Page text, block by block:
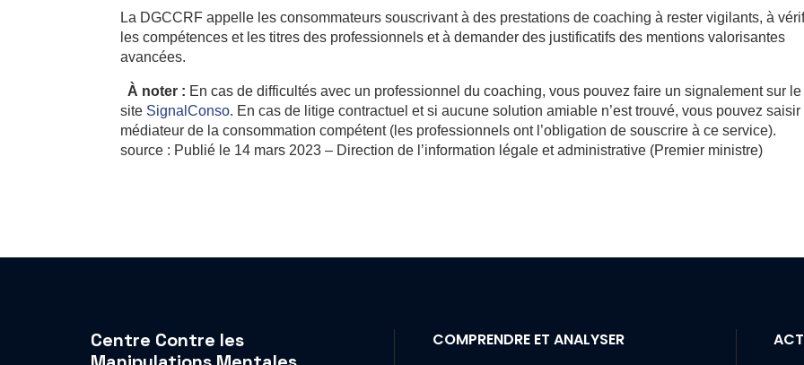
La DGCCRF appelle les consommateurs souscrivant à des prestations de coaching à rester vigilants, à
les compétences et les titres des professionnels et à demander des justificatifs des mentions valorisantes
avancées.
À noter : En cas de difficultés avec un professionnel du coaching, vous pouvez faire un signalement sur le
site SignalConso. En cas de litige contractuel et si aucune solution amiable n’est trouvé, vous pouvez saisir
médiateur de la consommation compétent (les professionnels ont l’obligation de souscrire à ce service).
source : Publié le 14 mars 2023 – Direction de l’information légale et administrative (Premier ministre)
Centre Contre les
COMPRENDRE ET ANALYSER